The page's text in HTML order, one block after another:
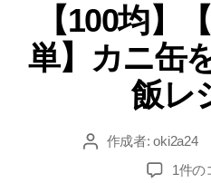
【100均】
単】カニ缶
飯レ
投 作成者:oki2a24
【100
1件の